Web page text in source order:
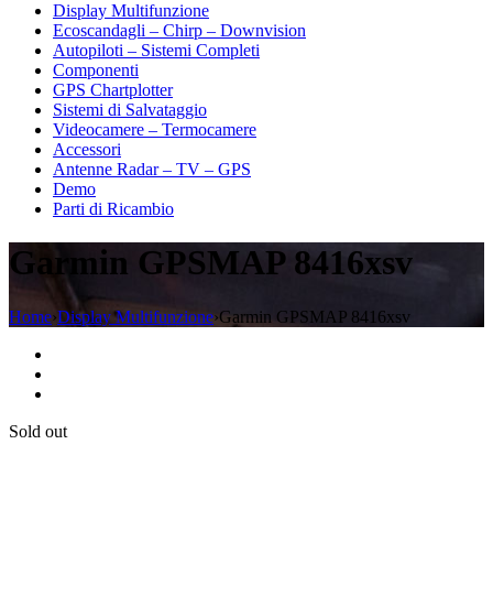
Display Multifunzione
Ecoscandagli – Chirp – Downvision
Autopiloti – Sistemi Completi
Componenti
GPS Chartplotter
Sistemi di Salvataggio
Videocamere – Termocamere
Accessori
Antenne Radar – TV – GPS
Demo
Parti di Ricambio
Garmin GPSMAP 8416xsv
Home›Display Multifunzione›Garmin GPSMAP 8416xsv
Sold out